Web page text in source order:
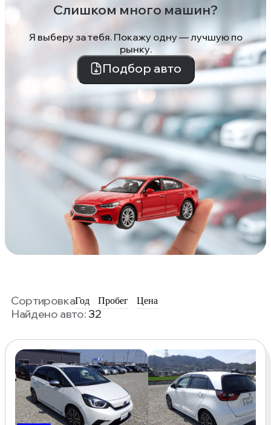
Слишком много машин?
Я выберу за тебя. Покажу одну — лучшую по
рынку.
Подбор авто
СортировкаГод Пробег Цена
Найдено авто:32